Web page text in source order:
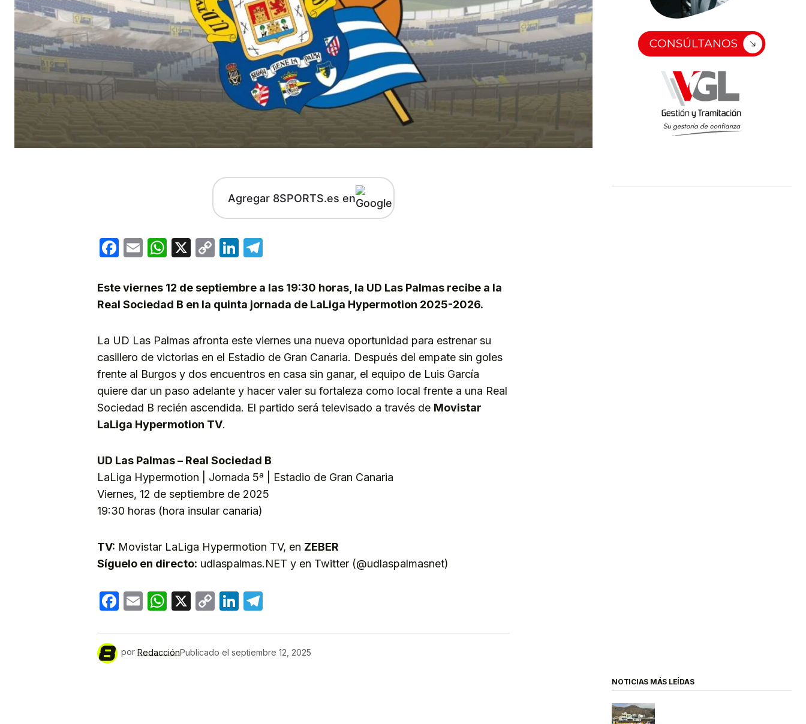
Agregar 8SPORTS.es en
Facebook
EmailWhatsApp
X
CopyLinkedIn
Este viernes 12 de septiembre a las 19:30 horas, la UD Las Palmas recibe a la
Real Sociedad B en la quinta jornada de LaLiga Hypermotion 2025-2026.
La UD Las Palmas afronta este viernes una nueva oportunidad para estrenar su
casillero de victorias en el Estadio de Gran Canaria. Después del empate sin goles
frente al Burgos y dos encuentros en casa sin ganar, el equipo de Luis García
quiere dar un paso adelante y hacer valer su fortaleza como local frente a una Real
Sociedad B recién ascendida. El partido será televisado a través de Movistar
LaLiga Hypermotion TV.
UD Las Palmas – Real Sociedad B
LaLiga Hypermotion | Jornada 5ª | Estadio de Gran Canaria
Viernes, 12 de septiembre de 2025
19:30 horas (hora insular canaria)
TV: Movistar LaLiga Hypermotion TV, en ZEBER
Síguelo en directo: udlaspalmas.NET y en Twitter (@udlaspalmasnet)
Facebook
EmailWhatsApp
X
CopyLinkedIn
por RedacciónPublicado el septiembre 12, 2025
NOTICIAS MÁS LEÍDAS